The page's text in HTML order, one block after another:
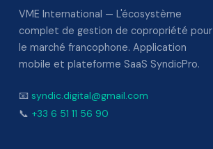
VME International — L'écosystème
complet de gestion de copropriété pour
le marché francophone. Application
mobile et plateforme SaaS SyndicPro.
📧 syndic.digital@gmail.com
📞 +33 6 51 11 56 90